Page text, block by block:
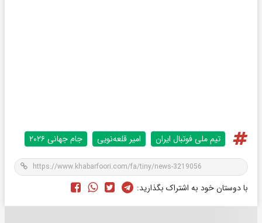
تیم ملی فوتبال ایران امیر قلعه‌نویی جام جهانی ۲۰۲۶
با دوستان خود به اشتراک بگذارید: